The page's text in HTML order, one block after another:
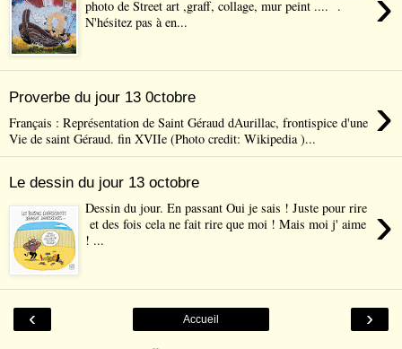
photo de Street art ,graff, collage, mur peint .... .
N'hésitez pas à en...
Proverbe du jour 13 0ctobre ›
Français : Représentation de Saint Géraud dAurillac, frontispice d'une
Vie de saint Géraud. fin XVIIe (Photo credit: Wikipedia )...
Le dessin du jour 13 octobre
›
Dessin du jour. En passant Oui je sais ! Juste pour rire
et des fois cela ne fait rire que moi ! Mais moi j' aime
! ...
‹ ›
Accueil